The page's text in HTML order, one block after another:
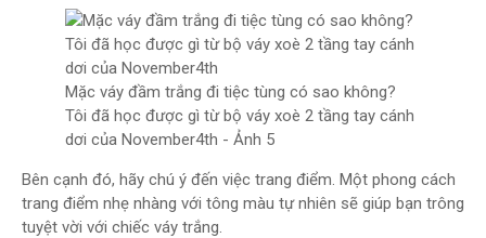
Mặc váy đầm trắng đi tiệc tùng có sao không?
Tôi đã học được gì từ bộ váy xoè 2 tầng tay cánh
dơi của November4th - Ảnh 5
Bên cạnh đó, hãy chú ý đến việc trang điểm. Một phong cách
trang điểm nhẹ nhàng với tông màu tự nhiên sẽ giúp bạn trông
tuyệt vời với chiếc váy trắng.